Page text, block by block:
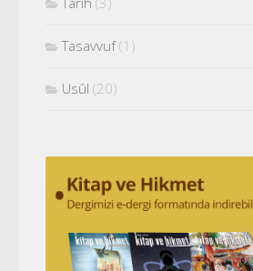
Tasavvuf(1)
Usûl (20)